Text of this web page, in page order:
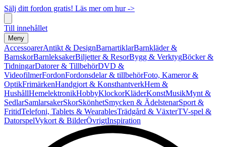
Sälj ditt fordon gratis! Läs mer om hur ->
Till innehållet
Meny
AccessoarerAntikt & DesignBarnartiklarBarnkläder &
BarnskorBarnleksakerBiljetter & ResorBygg & VerktygBöcker &
TidningarDatorer & TillbehörDVD &
VideofilmerFordonFordonsdelar & tillbehörFoto, Kameror &
OptikFrimärkenHandgjort & KonsthantverkHem &
HushållHemelektronikHobbyKlockorKläderKonstMusikMynt &
SedlarSamlarsakerSkorSkönhetSmycken & ÄdelstenarSport &
FritidTelefoni, Tablets & WearablesTrädgård & VäxterTV-spel &
DatorspelVykort & BilderÖvrigtInspiration